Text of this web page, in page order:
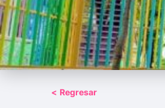
< Regresar